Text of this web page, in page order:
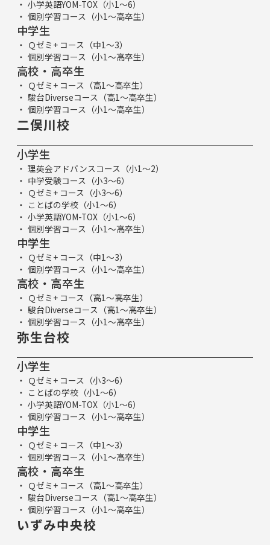
小学英語YOM-TOX（小1～6）
個別学習コース（小1～高卒生）
中学生
Ｑゼミ+ コース（中1～3）
個別学習コース（小1～高卒生）
高校・高卒生
Ｑゼミ+ コース（高1～高卒生）
駿台Diverseコース（高1～高卒生）
個別学習コース（小1～高卒生）
二俣川校
小学生
理英会アドバンスコース（小1～2）
中学受験コース（小3～6）
Ｑゼミ+ コース（小3～6）
ことばの学校（小1～6）
小学英語YOM-TOX（小1～6）
個別学習コース（小1～高卒生）
中学生
Ｑゼミ+ コース（中1～3）
個別学習コース（小1～高卒生）
高校・高卒生
Ｑゼミ+ コース（高1～高卒生）
駿台Diverseコース（高1～高卒生）
個別学習コース（小1～高卒生）
弥生台校
小学生
Ｑゼミ+ コース（小3～6）
ことばの学校（小1～6）
小学英語YOM-TOX（小1～6）
個別学習コース（小1～高卒生）
中学生
Ｑゼミ+ コース（中1～3）
個別学習コース（小1～高卒生）
高校・高卒生
Ｑゼミ+ コース（高1～高卒生）
駿台Diverseコース（高1～高卒生）
個別学習コース（小1～高卒生）
いずみ中央校